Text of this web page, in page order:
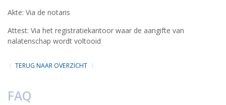
Akte: Via de notaris
Attest: Via het registratiekantoor waar de aangifte van
nalatenschap wordt voltooid
TERUG NAAR OVERZICHT
FAQ